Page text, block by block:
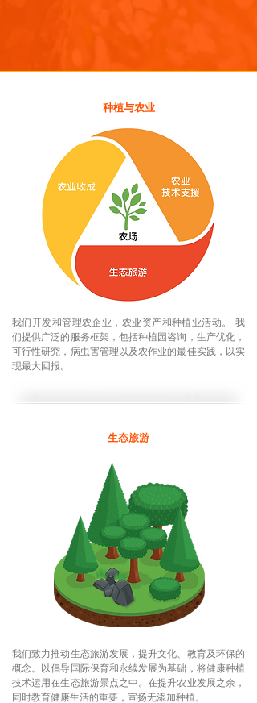
种植与农业
我们开发和管理农企业，农业资产和种植业活动。 我
们提供广泛的服务框架，包括种植园咨询，生产优化，
可行性研究，病虫害管理以及农作业的最佳实践，以实
现最大回报。
生态旅游
我们致力推动生态旅游发展，提升文化、教育及环保的
概念。以倡导国际保育和永续发展为基础，将健康种植
技术运用在生态旅游景点之中。在提升农业发展之余，
同时教育健康生活的重要，宣扬无添加种植。